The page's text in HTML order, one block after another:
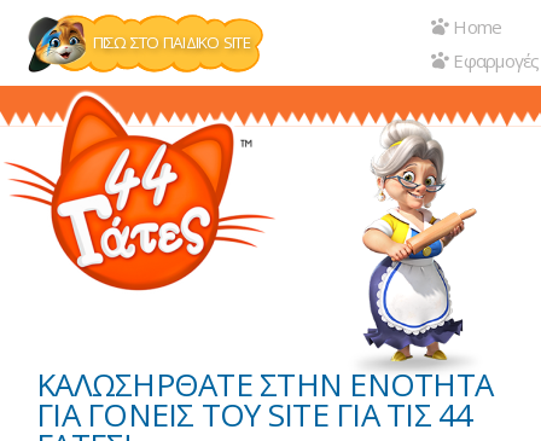
περιεχόμενο
ΠΊΣΩ ΣΤΟ ΠΑΙΔΙΚΌ SITE
Genitori
Home
Εφαρμογές
ΚΑΛΩΣΗΡΘΑΤΕ ΣΤΗΝ ΕΝΟΤΗΤΑ
ΓΙΑ ΓΟΝΕΙΣ ΤΟΥ SITE ΓΙΑ ΤΙΣ 44